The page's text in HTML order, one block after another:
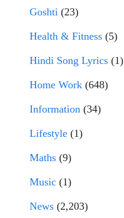
Goshti (23)
Health & Fitness (5)
Hindi Song Lyrics (1)
Home Work (648)
Information (34)
Lifestyle (1)
Maths (9)
Music (1)
News (2,203)